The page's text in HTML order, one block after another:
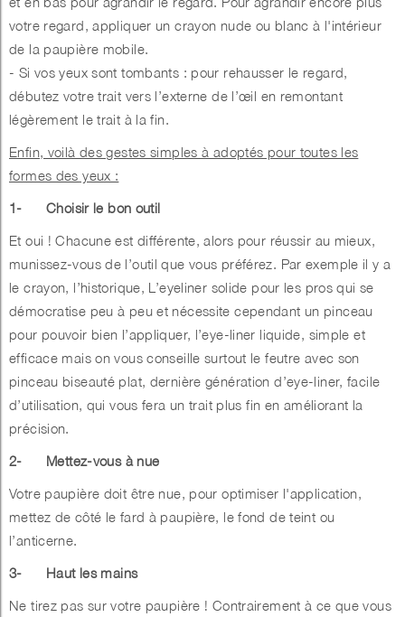
votre regard, appliquer un crayon nude ou blanc à l'intérieur
de la paupière mobile.
- Si vos yeux sont tombants : pour rehausser le regard,
débutez votre trait vers l’externe de l’œil en remontant
légèrement le trait à la fin.
Enfin, voilà des gestes simples à adoptés pour toutes les
formes des yeux :
1-
Choisir le bon outil
Et oui ! Chacune est différente, alors pour réussir au mieux,
munissez-vous de l’outil que vous préférez. Par exemple il y a
le crayon, l’historique, L’eyeliner solide pour les pros qui se
démocratise peu à peu et nécessite cependant un pinceau
pour pouvoir bien l’appliquer, l’eye-liner liquide, simple et
efficace mais on vous conseille surtout le feutre avec son
pinceau biseauté plat, dernière génération d’eye-liner, facile
d’utilisation, qui vous fera un trait plus fin en améliorant la
précision.
2-
Mettez-vous à nue
Votre paupière doit être nue, pour optimiser l'application,
mettez de côté le fard à paupière, le fond de teint ou
l’anticerne.
3-
Haut les mains
Ne tirez pas sur votre paupière ! Contrairement à ce que vous